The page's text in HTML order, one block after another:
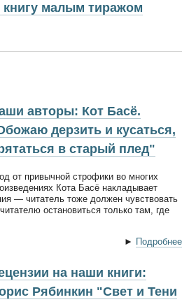
книгу малым тиражом
авторы: Кот Басё.
дерзить и кусаться,
в старый плед"
от привычной строфики во многих
Кота Басё накладывает
— читатель тоже должен чувствовать
остановиться только там, где
► Подробнее
на наши книги:
Рябинкин "Свет и Тени